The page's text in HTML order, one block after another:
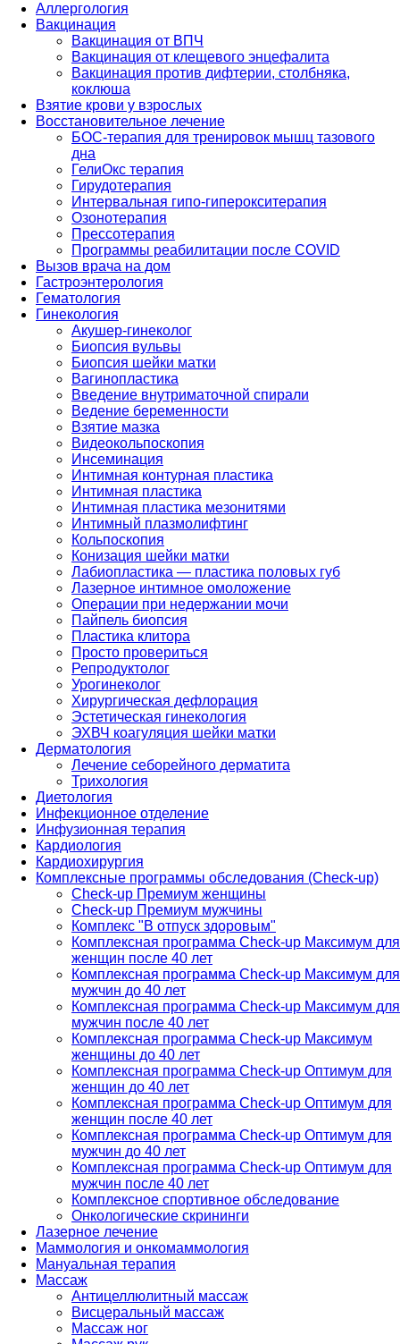
Аллергология
Вакцинация
Вакцинация от ВПЧ
Вакцинация от клещевого энцефалита
Вакцинация против дифтерии, столбняка,
коклюша
Взятие крови у взрослых
Восстановительное лечение
БОС-терапия для тренировок мышц тазового
дна
ГелиОкс терапия
Гирудотерапия
Интервальная гипо-гиперокситерапия
Озонотерапия
Прессотерапия
Программы реабилитации после СOVID
Вызов врача на дом
Гастроэнтерология
Гематология
Гинекология
Акушер-гинеколог
Биопсия вульвы
Биопсия шейки матки
Вагинопластика
Введение внутриматочной спирали
Ведение беременности
Взятие мазка
Видеокольпоскопия
Инсеминация
Интимная контурная пластика
Интимная пластика
Интимная пластика мезонитями
Интимный плазмолифтинг
Кольпоскопия
Конизация шейки матки
Лабиопластика — пластика половых губ
Лазерное интимное омоложение
Операции при недержании мочи
Пайпель биопсия
Пластика клитора
Просто провериться
Репродуктолог
Урогинеколог
Хирургическая дефлорация
Эстетическая гинекология
ЭХВЧ коагуляция шейки матки
Дерматология
Лечение себорейного дерматита
Трихология
Диетология
Инфекционное отделение
Инфузионная терапия
Кардиология
Кардиохирургия
Комплексные программы обследования (Check-up)
Check-up Премиум женщины
Check-up Премиум мужчины
Комплекс "В отпуск здоровым"
Комплексная программа Check-up Максимум для
женщин после 40 лет
Комплексная программа Check-up Максимум для
мужчин до 40 лет
Комплексная программа Check-up Максимум для
мужчин после 40 лет
Комплексная программа Check-up Максимум
женщины до 40 лет
Комплексная программа Check-up Оптимум для
женщин до 40 лет
Комплексная программа Check-up Оптимум для
женщин после 40 лет
Комплексная программа Check-up Оптимум для
мужчин до 40 лет
Комплексная программа Check-up Оптимум для
мужчин после 40 лет
Комплексное спортивное обследование
Онкологические скрининги
Лазерное лечение
Маммология и онкомаммология
Мануальная терапия
Массаж
Антицеллюлитный массаж
Висцеральный массаж
Массаж ног